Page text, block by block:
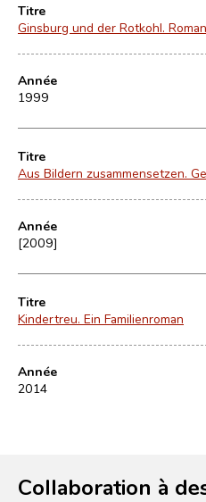
Titre
Ginsburg und der Rotkohl. Roman
Année
1999
Titre
Aus Bildern zusammensetzen.
Année
[2009]
Titre
Kindertreu. Ein Familienroman
Année
2014
Collaboration à